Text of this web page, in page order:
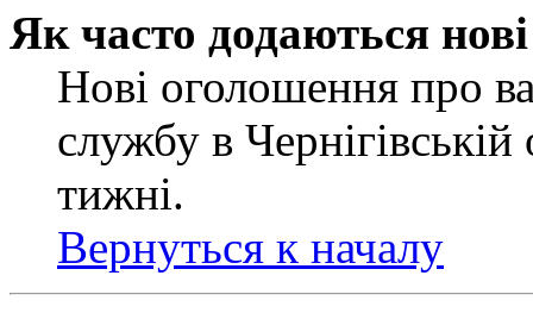
Як часто додаються
Нові оголошення про
службу в
тижні.
Вернуться к началу